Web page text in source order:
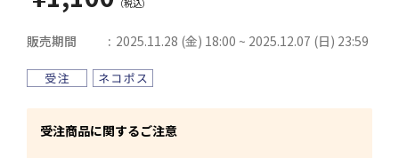
販売期間 2025.11.28 (金) 18:00 ~ 2025.12.07 (日) 23:59
受注商品に関するご注意